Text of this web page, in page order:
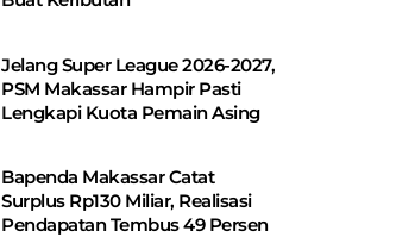
Jelang Super League 2026-2027,
PSM Makassar Hampir Pasti
Lengkapi Kuota Pemain Asing
Bapenda Makassar Catat
Surplus Rp130 ​​Miliar, Realisasi
Pendapatan Tembus 49 Persen